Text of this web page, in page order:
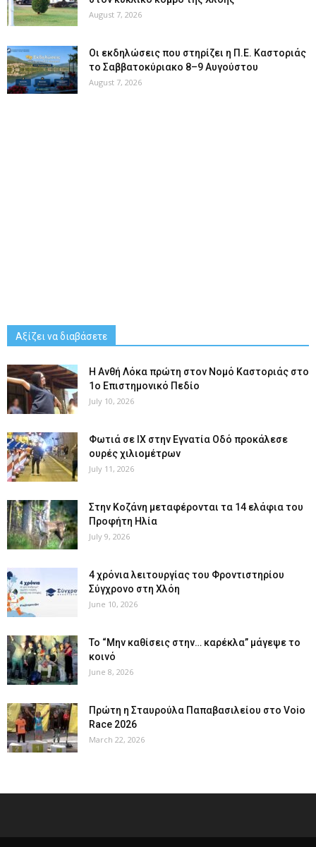
August 7, 2026
Οι εκδηλώσεις που στηρίζει η Π.Ε. Καστοριάς
το Σαββατοκύριακο 8–9 Αυγούστου
August 7, 2026
Αξίζει να διαβάσετε
Η Ανθή Λόκα πρώτη στον Νομό Καστοριάς στο
1ο Επιστημονικό Πεδίο
July 10, 2026
Φωτιά σε ΙΧ στην Εγνατία Οδό προκάλεσε
ουρές χιλιομέτρων
July 11, 2026
Στην Κοζάνη μεταφέρονται τα 14 ελάφια του
Προφήτη Ηλία
July 9, 2026
4 χρόνια λειτουργίας του Φροντιστηρίου
Σύγχρονο στη Χλόη
June 10, 2026
Το “Μην καθίσεις στην… καρέκλα” μάγεψε το
κοινό
June 8, 2026
Πρώτη η Σταυρούλα Παπαβασιλείου στο Voio
Race 2026
March 22, 2026